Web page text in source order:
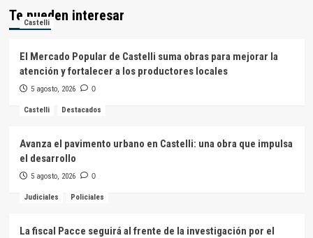
Te pueden interesar
Castelli
El Mercado Popular de Castelli suma obras para mejorar la
atención y fortalecer a los productores locales
5 agosto, 2026 0
Castelli Destacados
Avanza el pavimento urbano en Castelli: una obra que impulsa
el desarrollo
5 agosto, 2026 0
Judiciales Policiales
La fiscal Pacce seguirá al frente de la investigación por el